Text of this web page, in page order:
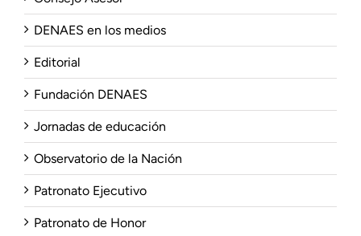
DENAES en los medios
Editorial
Fundación DENAES
Jornadas de educación
Observatorio de la Nación
Patronato Ejecutivo
Patronato de Honor